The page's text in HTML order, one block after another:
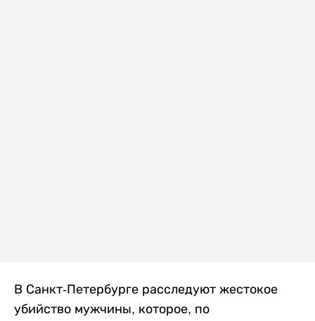
В Санкт-Петербурге расследуют жестокое
убийство мужчины, которое, по